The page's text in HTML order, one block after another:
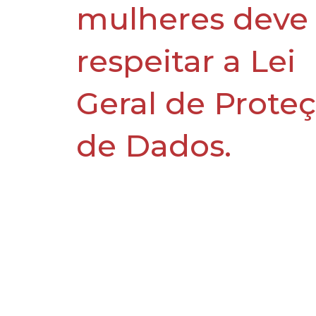
mulheres deve
respeitar a Lei
Geral de
de Dados.